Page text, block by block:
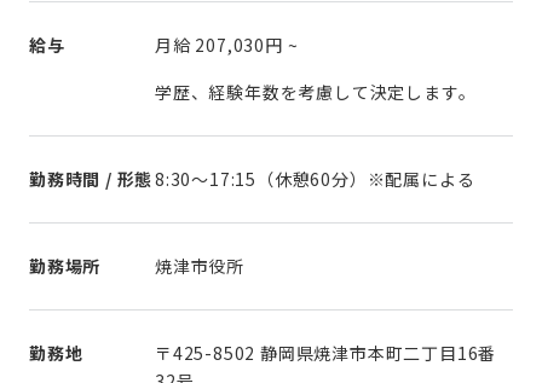
給与 月給 207,030円 ~
学歴、経験年数を考慮して決定します。
勤務時間 / 形態8:30～17:15（休憩60分）※配属による
勤務場所 焼津市役所
勤務地
〒425-8502 静岡県焼津市本町二丁目16番